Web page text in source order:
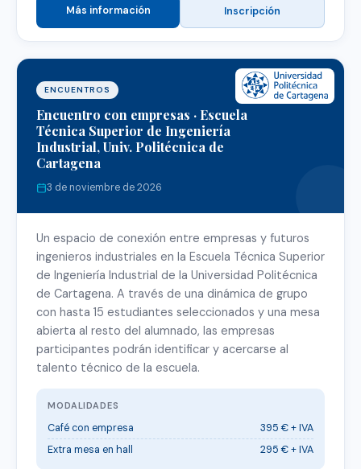
Más información Inscripción
ENCUENTROS
Encuentro con empresas · Escuela
Técnica Superior de Ingeniería
Industrial, Univ. Politécnica de
Cartagena
3 de noviembre de 2026
Un espacio de conexión entre empresas y futuros
ingenieros industriales en la Escuela Técnica Superior
de Ingeniería Industrial de la Universidad Politécnica
de Cartagena. A través de una dinámica de grupo
con hasta 15 estudiantes seleccionados y una mesa
abierta al resto del alumnado, las empresas
participantes podrán identificar y acercarse al
talento técnico de la escuela.
MODALIDADES
Café con empresa
395 € + IVA
Extra mesa en hall
295 € + IVA